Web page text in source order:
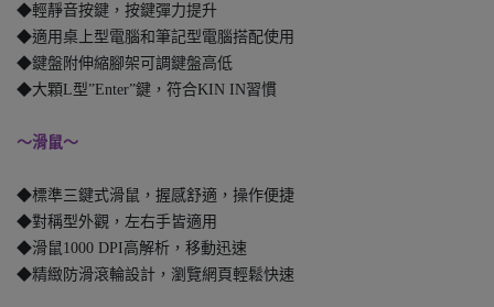
◆輕靜音按鍵，按鍵彈力提升
◆適用桌上型電腦和筆記型電腦搭配使用
◆鍵盤附伸縮腳架可調鍵盤高低
◆大顆L型”Enter”鍵，符合KIN IN習慣
～滑鼠～
◆標準三鍵式滑鼠，握感舒適，操作便捷
◆對稱型外觀，左右手皆適用
◆滑鼠1000 DPI高解析，移動迅速
◆精緻防滑滾輪設計，瀏覽網頁輕鬆快速